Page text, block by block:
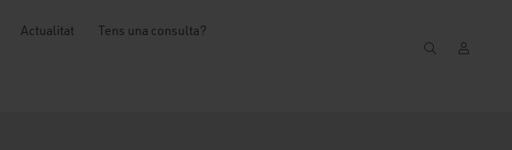
Actualitat Tens una consulta?